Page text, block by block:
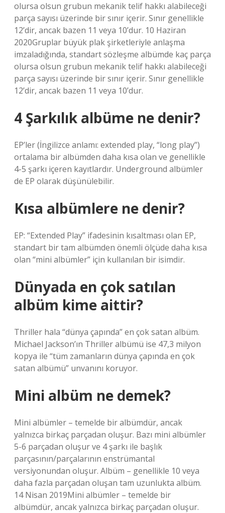
olursa olsun grubun mekanik telif hakkı alabileceği
parça sayısı üzerinde bir sınır içerir. Sınır genellikle
12’dir, ancak bazen 11 veya 10’dur. 10 Haziran
2020Gruplar büyük plak şirketleriyle anlaşma
imzaladığında, standart sözleşme albümde kaç parça
olursa olsun grubun mekanik telif hakkı alabileceği
parça sayısı üzerinde bir sınır içerir. Sınır genellikle
12’dir, ancak bazen 11 veya 10’dur.
4 Şarkılık albüme ne denir?
EP’ler (İngilizce anlamı: extended play, “long play”)
ortalama bir albümden daha kısa olan ve genellikle
4-5 şarkı içeren kayıtlardır. Underground albümler
de EP olarak düşünülebilir.
Kısa albümlere ne denir?
EP: “Extended Play” ifadesinin kısaltması olan EP,
standart bir tam albümden önemli ölçüde daha kısa
olan “mini albümler” için kullanılan bir isimdir.
Dünyada en çok satılan
albüm kime aittir?
Thriller hala “dünya çapında” en çok satan albüm.
Michael Jackson’ın Thriller albümü ise 47,3 milyon
kopya ile “tüm zamanların dünya çapında en çok
satan albümü” unvanını koruyor.
Mini albüm ne demek?
Mini albümler – temelde bir albümdür, ancak
yalnızca birkaç parçadan oluşur. Bazı mini albümler
5-6 parçadan oluşur ve 4 şarkı ile başlık
parçasının/parçalarının enstrümantal
versiyonundan oluşur. Albüm – genellikle 10 veya
daha fazla parçadan oluşan tam uzunlukta albüm.
14 Nisan 2019Mini albümler – temelde bir
albümdür, ancak yalnızca birkaç parçadan oluşur.